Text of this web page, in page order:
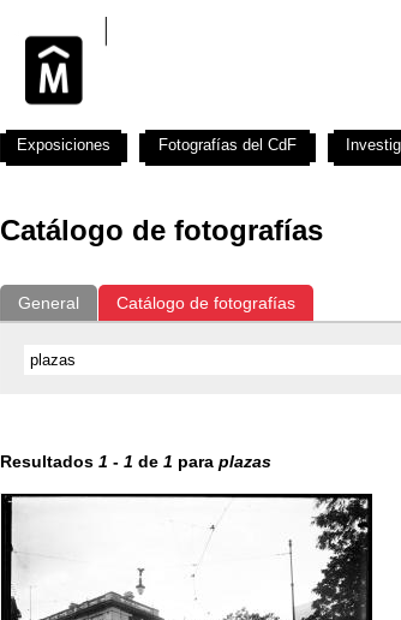
Catálogo de fotografías
General Catálogo de fotografías
Resultados 1 - 1 de 1 para plazas
Exposiciones Fotografías del CdF